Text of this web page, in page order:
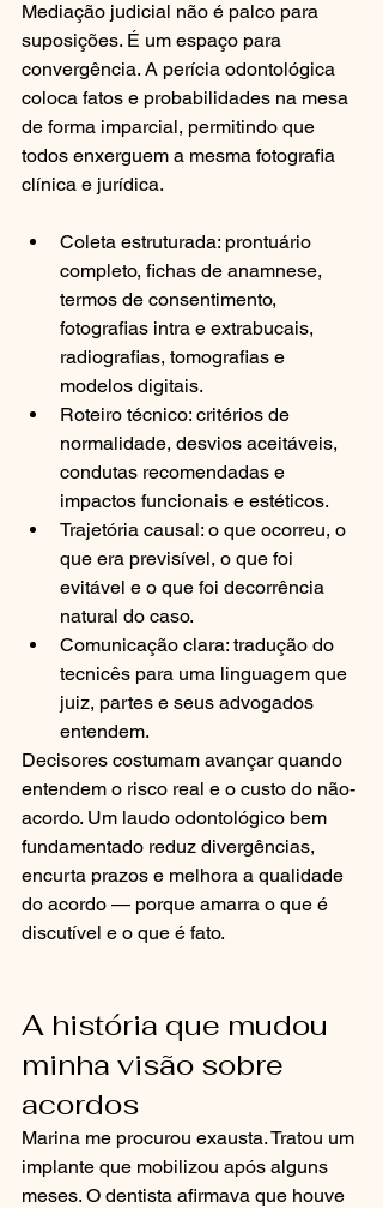
Mediação judicial não é palco para
suposições. É um espaço para
convergência. A perícia odontológica
coloca fatos e probabilidades na mesa
de forma imparcial, permitindo que
todos enxerguem a mesma fotografia
clínica e jurídica.
Coleta estruturada: prontuário
completo, fichas de anamnese,
termos de consentimento,
fotografias intra e extrabucais,
radiografias, tomografias e
modelos digitais.
Roteiro técnico: critérios de
normalidade, desvios aceitáveis,
condutas recomendadas e
impactos funcionais e estéticos.
Trajetória causal: o que ocorreu, o
que era previsível, o que foi
evitável e o que foi decorrência
natural do caso.
Comunicação clara: tradução do
tecnicês para uma linguagem que
juiz, partes e seus advogados
entendem.
Decisores costumam avançar quando
entendem o risco real e o custo do não-
acordo. Um laudo odontológico bem
fundamentado reduz divergências,
encurta prazos e melhora a qualidade
do acordo — porque amarra o que é
discutível e o que é fato.
A história que mudou
minha visão sobre
acordos
Marina me procurou exausta. Tratou um
implante que mobilizou após alguns
meses. O dentista afirmava que houve